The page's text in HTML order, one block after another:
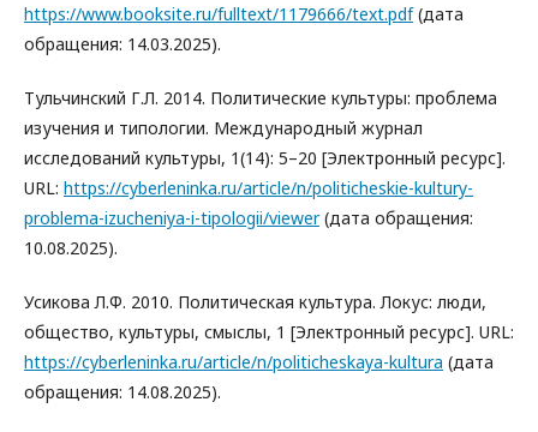
https://www.booksite.ru/fulltext/1179666/text.pdf(дата
обращения: 14.03.2025).
Тульчинский Г.Л. 2014. Политические культуры: проблема
изучения и типологии. Международный журнал
исследований культуры, 1(14): 5–20 [Электронный ресурс].
URL: https://cyberleninka.ru/article/n/politicheskie-kultury-
problema-izucheniya-i-tipologii/viewer(дата обращения:
10.08.2025).
Усикова Л.Ф. 2010. Политическая культура. Локус: люди,
общество, культуры, смыслы, 1 [Электронный ресурс]. URL:
https://cyberleninka.ru/article/n/politicheskaya-kultura (дата
обращения: 14.08.2025).